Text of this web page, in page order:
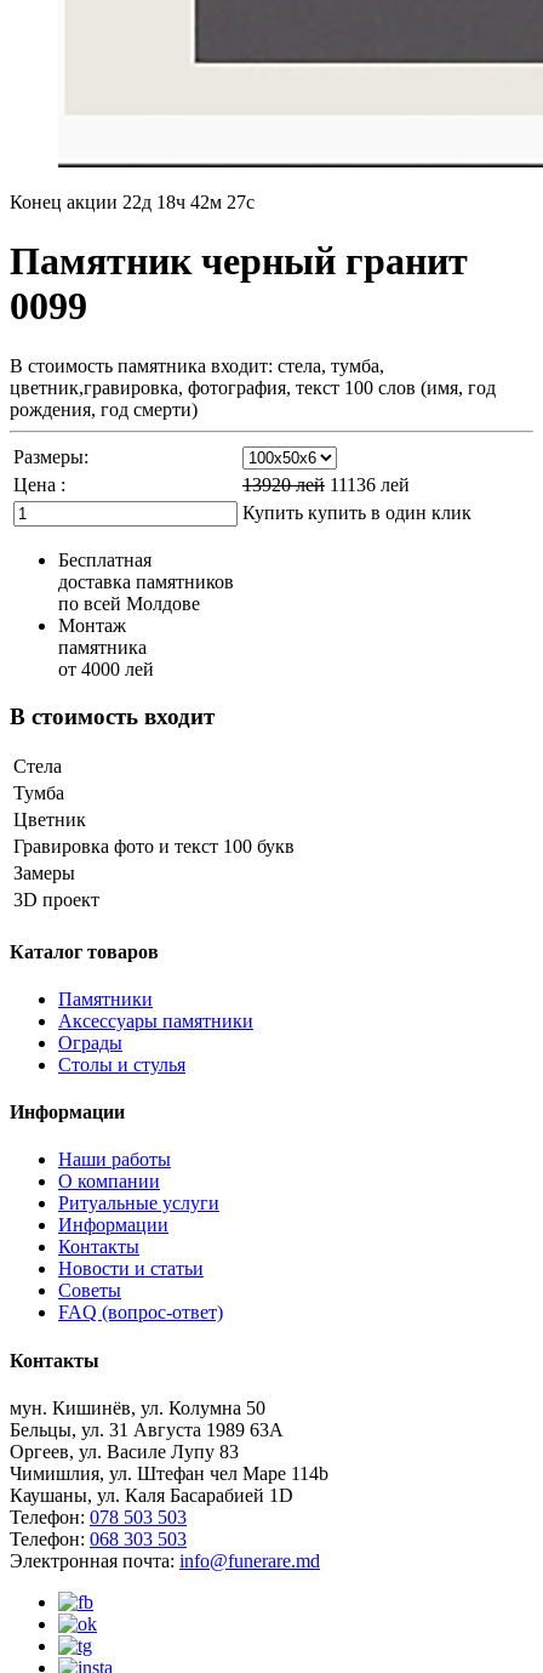
Конец акции 22д 18ч 42м 26с
Памятник черный гранит
0099
В стоимость памятника входит: стела, тумба,
цветник,гравировка, фотография, текст 100 слов (имя, год
рождения, год смерти)
Размеры:
Цена :
13920лей 11136 лей
Купить купить в один клик
Бесплатная
доставка памятников
по всей Молдове
Монтаж
памятника
от 4000 лей
В стоимость входит
Стела
Тумба
Цветник
Гравировка фото и текст 100 букв
Замеры
3D проект
Каталог товаров
Памятники
Аксессуары памятники
Ограды
Столы и стулья
Информации
Наши работы
О компании
Ритуальные услуги
Информации
Контакты
Новости и статьи
Советы
FAQ (вопрос-ответ)
Контакты
мун. Кишинёв, ул. Колумна 50
Бельцы, ул. 31 Августа 1989 63А
Оргеев, ул. Василе Лупу 83
Чимишлия, ул. Штефан чел Маре 114b
Каушаны, ул. Каля Басарабией 1D
Телефон: 078 503 503
Телефон: 068 303 503
Электронная почта: info@funerare.md